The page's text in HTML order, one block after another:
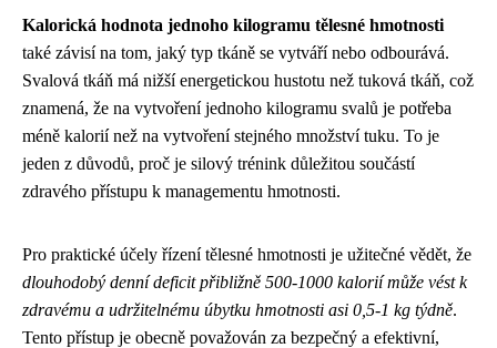
Kalorická hodnota jednoho kilogramu tělesné hmotnosti
také závisí na tom, jaký typ tkáně se vytváří nebo odbourává.
Svalová tkáň má nižší energetickou hustotu než tuková tkáň, což
znamená, že na vytvoření jednoho kilogramu svalů je potřeba
méně kalorií než na vytvoření stejného množství tuku. To je
jeden z důvodů, proč je silový trénink důležitou součástí
zdravého přístupu k managementu hmotnosti.
Pro praktické účely řízení tělesné hmotnosti je užitečné vědět, že
dlouhodobý denní deficit přibližně 500-1000 kalorií může vést k
zdravému a udržitelnému úbytku hmotnosti asi 0,5-1 kg týdně.
Tento přístup je obecně považován za bezpečný a efektivní,